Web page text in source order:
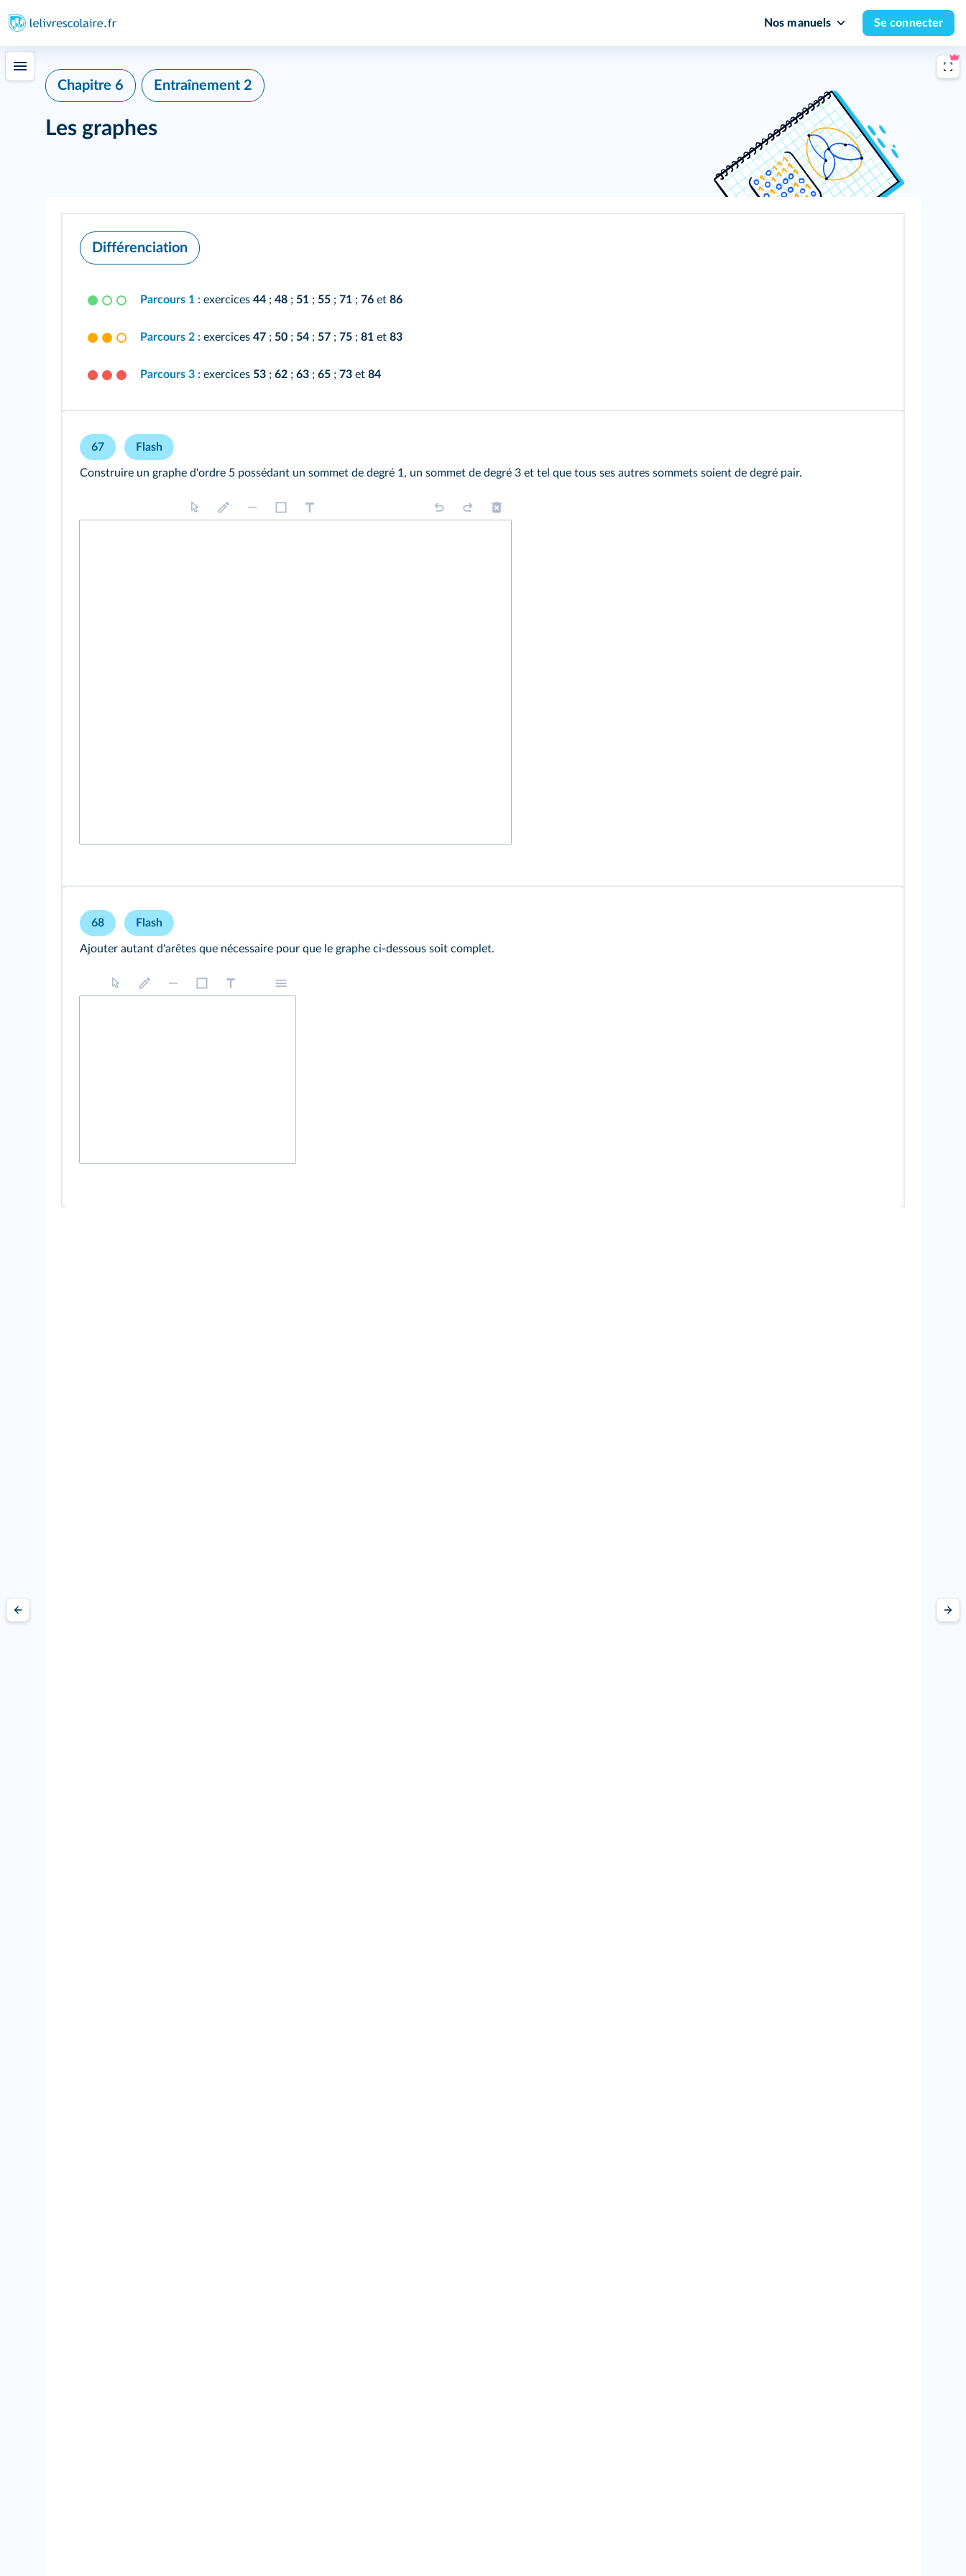
Nos manuels Se connecter
Chapitre 6 Entraînement 2
Les graphes
Différenciation
Parcours 1 : exercices 44 ; 48 ; 51 ; 55 ; 71 ; 76 et 86
Parcours 2 : exercices 47 ; 50 ; 54 ; 57 ; 75 ; 81 et 83
Parcours 3 : exercices 53 ; 62 ; 63 ; 65 ; 73 et 84
67 Flash
Construire un graphe d'ordre 5 possédant un sommet de degré 1, un sommet de degré 3 et tel que tous ses autres sommets soient de degré pair.
68 Flash
Ajouter autant d'arêtes que nécessaire pour que le graphe ci‑dessous soit complet.